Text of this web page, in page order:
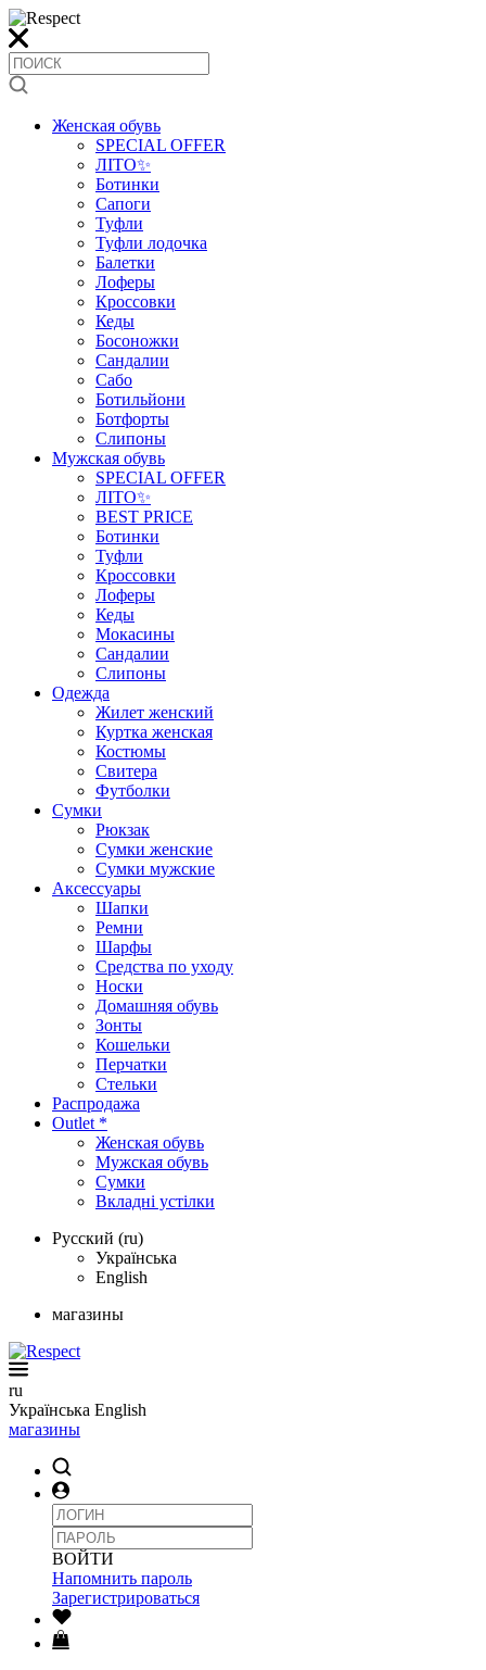
Женская обувь
SPECIAL OFFER
ЛІТО✨
Ботинки
Сапоги
Туфли
Туфли лодочка
Балетки
Лоферы
Кроссовки
Кеды
Босоножки
Сандалии
Сабо
Ботильйони
Ботфорты
Слипоны
Мужская обувь
SPECIAL OFFER
ЛІТО✨
BEST PRICE
Ботинки
Туфли
Кроссовки
Лоферы
Кеды
Мокасины
Сандалии
Слипоны
Одежда
Жилет женский
Куртка женская
Костюмы
Свитера
Футболки
Сумки
Рюкзак
Сумки женские
Сумки мужские
Аксеcсуары
Шапки
Ремни
Шарфы
Средства по уходу
Носки
Домашняя обувь
Зонты
Кошельки
Перчатки
Стельки
Распродажа
Outlet *
Женская обувь
Мужская обувь
Сумки
Вкладні устілки
Русский (ru)
Українська
English
магазины
ru
Українська English
магазины
ВОЙТИ
Напомнить пароль
Зарегистрироваться